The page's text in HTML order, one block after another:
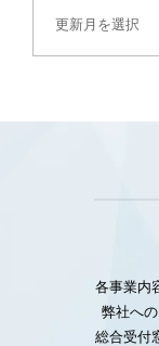
各事業内
弊社へ
総合受付